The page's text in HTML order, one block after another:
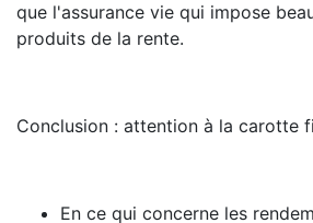
que l'assurance vie qui impose
produits de la rente.
Conclusion : attention à la carotte
En ce qui concerne les